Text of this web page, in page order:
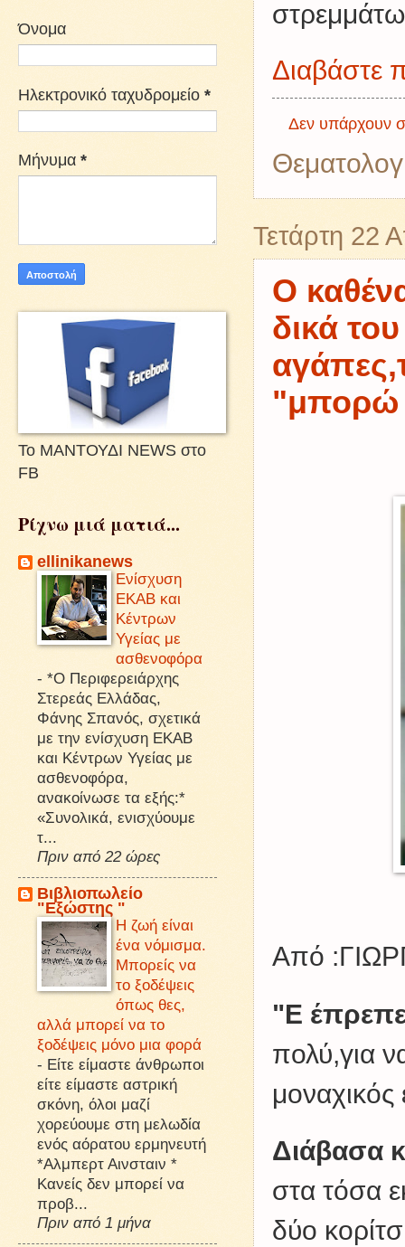
Διαβάστε
Δεν υπάρχουν
Τετάρτη 22
Ο
δικά
"μπορώ
Από
"Ε
πολύ,για
Διάβασα
στα τόσα
δύο
Όνομα
Ηλεκτρονικό ταχυδρομείο *
Μήνυμα *
Το ΜΑΝΤΟΥΔΙ NEWS στο
FB
Ρίχνω μιά ματιά...
ellinikanews
Ενίσχυση
ΕΚΑΒ και
Κέντρων
Υγείας με
ασθενοφόρα
- *Ο Περιφερειάρχης
Στερεάς Ελλάδας,
Φάνης Σπανός, σχετικά
με την ενίσχυση ΕΚΑΒ
και Κέντρων Υγείας με
ασθενοφόρα,
ανακοίνωσε τα εξής:*
«Συνολικά, ενισχύουμε
τ...
Πριν από 22 ώρες
Βιβλιοπωλείο
"Εξώστης "
Η ζωή είναι
ένα νόμισμα.
Μπορείς να
το ξοδέψεις
όπως θες,
αλλά μπορεί να το
ξοδέψεις μόνο μια φορά
- Είτε είμαστε άνθρωποι
είτε είμαστε αστρική
σκόνη, όλοι μαζί
χορεύουμε στη μελωδία
ενός αόρατου ερμηνευτή
*Αλμπερτ Αινσταιν *
Κανείς δεν μπορεί να
προβ...
Πριν από 1 μήνα